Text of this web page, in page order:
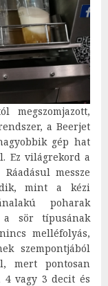
megszomjazott,
a Beerjet
gép hat
Ez világrekord a
messze
mint a kézi
poharak
a sör típusának
melléfolyás,
szempontjából
mert pontosan
4 vagy 3 decit és